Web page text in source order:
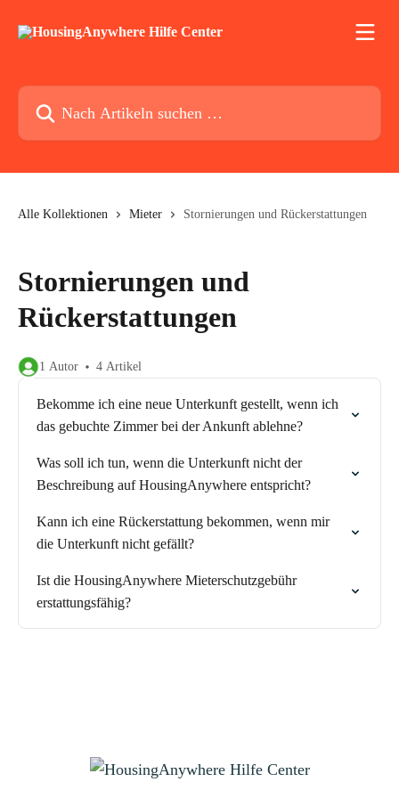
Nach Artikeln suchen …
Alle Kollektionen Mieter Stornierungen und Rückerstattungen
Stornierungen und
Rückerstattungen
1 Autor 4 Artikel
Bekomme ich eine neue Unterkunft gestellt, wenn ich
das gebuchte Zimmer bei der Ankunft ablehne?
Was soll ich tun, wenn die Unterkunft nicht der
Beschreibung auf HousingAnywhere entspricht?
Kann ich eine Rückerstattung bekommen, wenn mir
die Unterkunft nicht gefällt?
Ist die HousingAnywhere Mieterschutzgebühr
erstattungsfähig?